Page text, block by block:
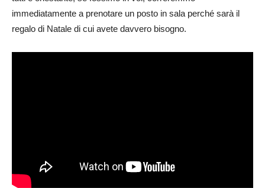
immediatamente a prenotare un posto in sala perché sarà il
regalo di Natale di cui avete davvero bisogno.